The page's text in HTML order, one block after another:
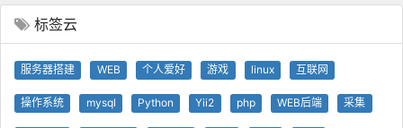
标签云
服务器搭建 WEB 个人爱好 游戏 linux 互联网
操作系统 mysql Python Yii2 php WEB后端 采集